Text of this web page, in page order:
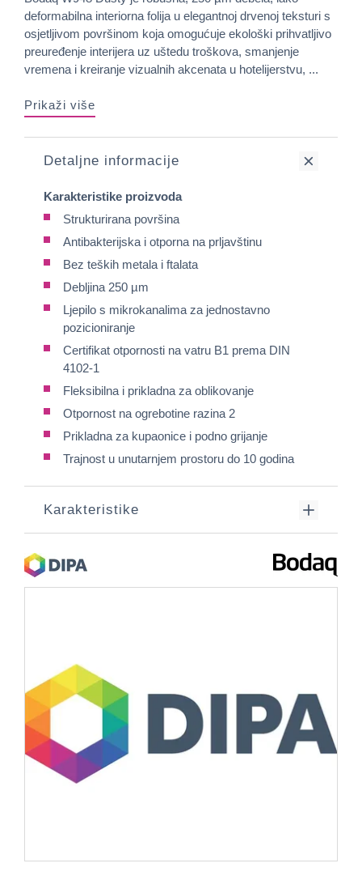
deformabilna interiorna folija u elegantnoj drvenoj teksturi s
osjetljivom površinom koja omogućuje ekološki prihvatljivo
preuređenje interijera uz uštedu troškova, smanjenje
vremena i kreiranje vizualnih akcenata u hotelijerstvu, ...
Prikaži više
Detaljne informacije
Karakteristike proizvoda
Strukturirana površina
Antibakterijska i otporna na prljavštinu
Bez teških metala i ftalata
Debljina 250 µm
Ljepilo s mikrokanalima za jednostavno
pozicioniranje
Certifikat otpornosti na vatru B1 prema DIN
4102-1
Fleksibilna i prikladna za oblikovanje
Otpornost na ogrebotine razina 2
Prikladna za kupaonice i podno grijanje
Trajnost u unutarnjem prostoru do 10 godina
Karakteristike